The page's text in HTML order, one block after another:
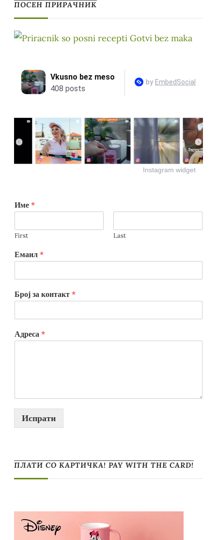
ПОСЕН ПРИРАЧНИК
Instagram widget
Име *
First Last
Емаил *
Број за контакт *
Адреса *
Испрати
ПЛАТИ СО КАРТИЧКА! PAY WITH THE CARD!